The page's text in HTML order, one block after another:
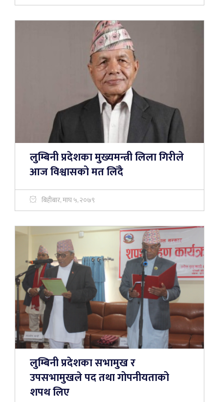
लुम्बिनी प्रदेशका मुख्यमन्त्री लिला गिरीले
आज विश्वासको मत लिँदै
बिहीबार, माघ ५, २०७९
लुम्बिनी प्रदेशका सभामुख र
उपसभामुखले पद तथा गोपनीयताको
शपथ लिए